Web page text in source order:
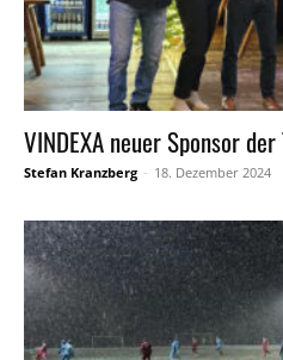
VINDEXA neuer Sponsor
Stefan Kranzberg - 18. Dezember 2024